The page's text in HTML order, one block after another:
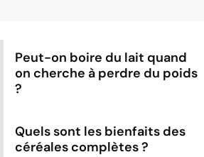
Peut-on boire du lait quand
on cherche à perdre du poids
?
Quels sont les bienfaits des
céréales complètes ?